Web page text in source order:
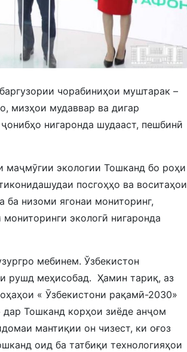
чорабиниҳои муштарак –
мизҳои мудаввар ва дигар
нигаронда шудааст, пешбинӣ
экологии Тошканд бо роҳи
посгоҳҳо ва воситаҳои
ба низоми ягонаи мониторинг,
экологӣ нигаронда
мебинем. Ўзбекистон
рушд меҳисобад. Ҳамин тариқ, аз
« Ӯзбекистони рақамӣ-2030»
Тошканд корҳои зиёде анҷом
мантиқии он чизест, ки оғоз
оид ба татбиқи технологияҳои